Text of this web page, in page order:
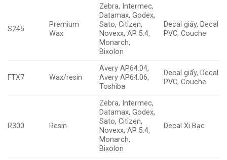
S245
Premium
Wax
Zebra, Intermec,
Datamax, Godex,
Sato, Citizen,
Novexx, AP 5.4,
Monarch,
Bixolon
Decal giấy, Decal
PVC, Couche
FTX7 Wax/resin
Avery AP64.04,
Avery AP64.06,
Toshiba
Decal giấy, Decal
PVC, Couche
R300 Resin
Zebra, Intermec,
Datamax, Godex,
Sato, Citizen,
Novexx, AP 5.4,
Monarch,
Bixolon
Decal Xi Bạc